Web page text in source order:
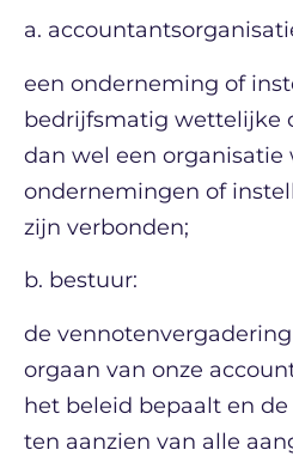
a.
een onderneming of
bedrijfsmatig wettelijke
dan wel een organisatie
ondernemingen of
zijn verbonden;
b. bestuur:
de
orgaan van onze
het beleid bepaalt en
ten aanzien van alle